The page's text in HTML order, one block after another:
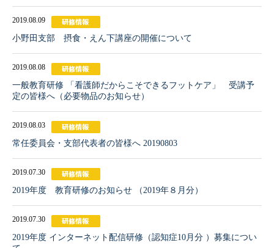
2019.08.09
小野田支部 摂食・えん下講座の開催について
2019.08.08
一般教育研修 「看護師だからこそできるフットケア」 受講予
定の皆様へ（必要物品のお知らせ）
2019.08.03
常任委員会・支部代表者の皆様へ 20190803
2019.07.30
2019年度 教育研修のお知らせ （2019年８月分）
2019.07.30
2019年度 インターネット配信研修（認知症10月分 ）募集につい